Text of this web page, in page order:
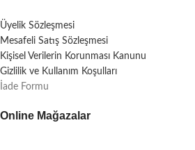
Üyelik Sözleşmesi
Mesafeli Satış Sözleşmesi
Kişisel Verilerin Korunması Kanunu
Gizlilik ve Kullanım Koşulları
İade Formu
Online Mağazalar